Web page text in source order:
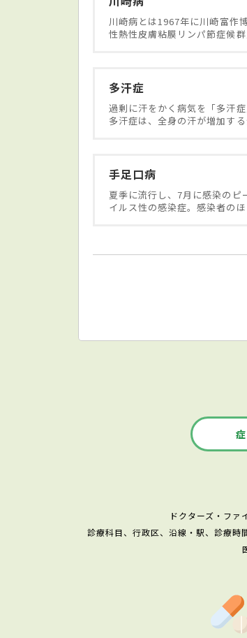
川崎病とは1967年に川崎富作
性熱性皮膚粘膜リンパ節症候
多汗症
過剰に汗をかく病気を「多汗症
多汗症は、全身の汗が増加す
手足口病
夏季に流行し、7月に感染のピ
イルス性の感染症。感染者の
ドクターズ・ファ
診療科目、行政区、沿線・駅、診療時